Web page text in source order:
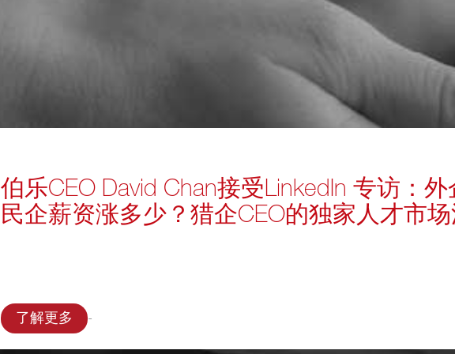
伯乐CEO David Chan接受LinkedIn 专访：外
民企薪资涨多少？猎企CEO的独家人才市
了解更多 -